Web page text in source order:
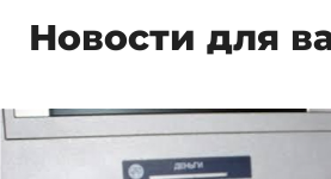
Новости для